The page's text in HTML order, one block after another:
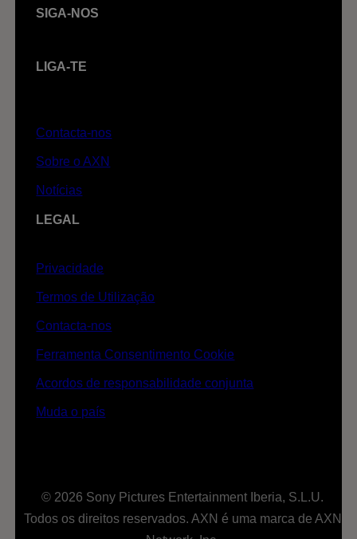
SIGA-NOS
LIGA-TE
Contacta-nos
Sobre o AXN
Notícias
LEGAL
Privacidade
Termos de Utilização
Contacta-nos
Ferramenta Consentimento Cookie
Acordos de responsabilidade conjunta
Muda o país
© 2026 Sony Pictures Entertainment Iberia, S.L.U.
Todos os direitos reservados. AXN é uma marca de AXN